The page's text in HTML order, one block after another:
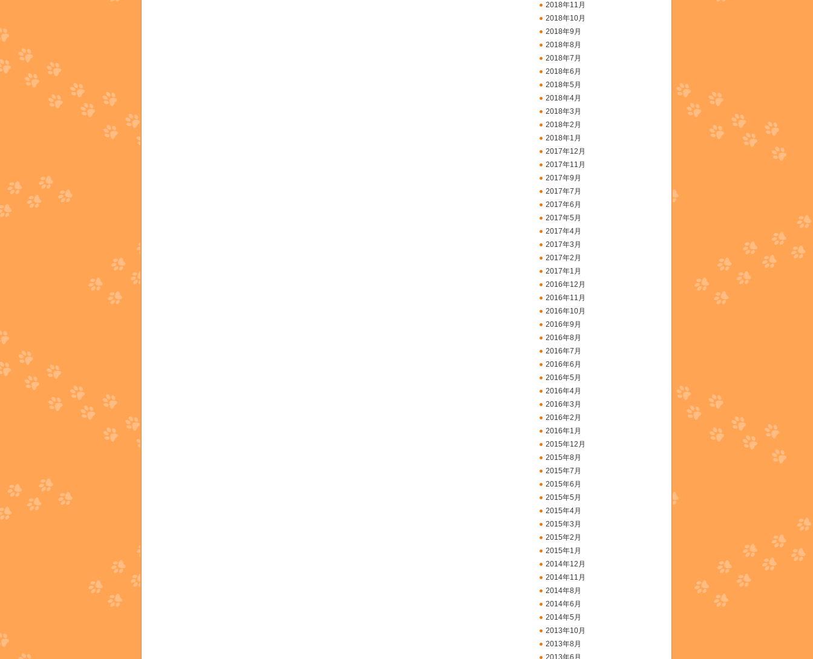
2018年11月
2018年10月
2018年9月
2018年8月
2018年7月
2018年6月
2018年5月
2018年4月
2018年3月
2018年2月
2018年1月
2017年12月
2017年11月
2017年9月
2017年7月
2017年6月
2017年5月
2017年4月
2017年3月
2017年2月
2017年1月
2016年12月
2016年11月
2016年10月
2016年9月
2016年8月
2016年7月
2016年6月
2016年5月
2016年4月
2016年3月
2016年2月
2016年1月
2015年12月
2015年8月
2015年7月
2015年6月
2015年5月
2015年4月
2015年3月
2015年2月
2015年1月
2014年12月
2014年11月
2014年8月
2014年6月
2014年5月
2013年10月
2013年8月
2013年6月